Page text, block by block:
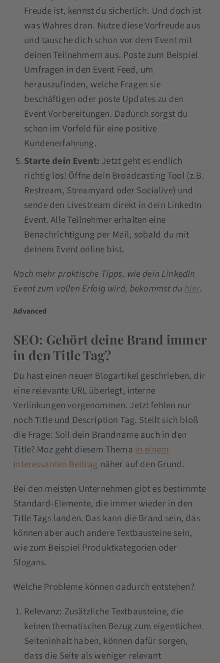
Freude ist, kennst du sicherlich. Und doch ist
was Wahres dran. Nutze diese Vorfreude aus
und tausche dich schon vor dem Event mit
deinen Teilnehmern aus. Poste zum Beispiel
Umfragen in den Event Feed, um
herauszufinden, welche Fragen sie
beschäftigen oder poste Updates zu den
Event Vorbereitungen. Dadurch sorgst du
schon im Vorfeld für eine positive
Kundenerfahrung.
Starte dein Event: Jetzt geht es endlich
richtig los! Öffne dein Broadcasting Tool (z.B.
Restream, Streamyard oder Socialive) und
sende den Livestream direkt in dein LinkedIn
Event. Alle Teilnehmer erhalten eine
Benachrichtigung per Mail, sobald du mit
deinem Event online bist.
Noch mehr praktische Tipps, wie dein LinkedIn
Event zum vollen Erfolg wird, bekommst duhier.
Advanced
SEO: Gehört deine Brand immer
in den Title Tag?
Du hast einen neuen Blogartikel geschrieben, dir
eine relevante URL überlegt, interne
Verlinkungen vorgenommen. Jetzt fehlen nur
noch Title und Description Tag. Stellt sich bloß
die Frage: Soll dein Brandname auch in den
Title? Moz geht diesem Thema in einem
interessanten Beitrag näher auf den Grund.
Bei den meisten Unternehmen gibt es bestimmte
Standard-Elemente, die immer wieder in den
Title Tags landen. Das kann die Brand sein, das
können aber auch andere Textbausteine sein,
wie zum Beispiel Produktkategorien oder
Slogans.
Welche Probleme können dadurch entstehen?
Relevanz: Zusätzliche Textbausteine, die
keinen thematischen Bezug zum eigentlichen
Seiteninhalt haben, können dafür sorgen,
dass die Seite als weniger relevant